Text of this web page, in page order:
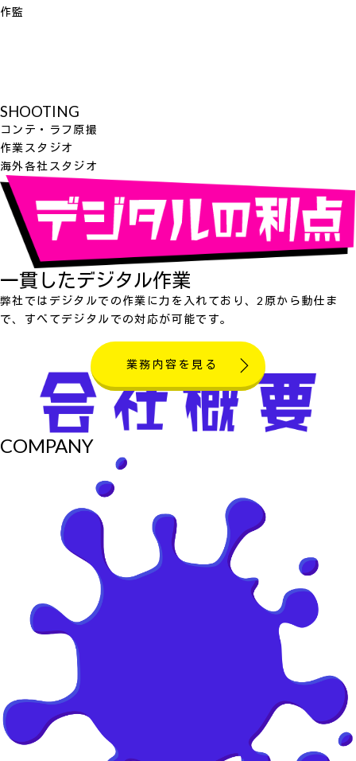
作監
SHOOTING
コンテ・ラフ原撮
作業スタジオ
海外各社スタジオ
一貫したデジタル作業
弊社ではデジタルでの作業に力を入れており、2原から動仕ま
で、すべてデジタルでの対応が可能です。
業務内容を見る
COMPANY